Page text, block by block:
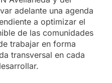
adelante una agenda
a optimizar el
de las comunidades
trabajar en forma
transversal en cada